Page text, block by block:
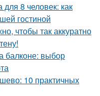
8 человек: как
гостиной
чтобы так аккуратно
балконе: выбор
10 практичных